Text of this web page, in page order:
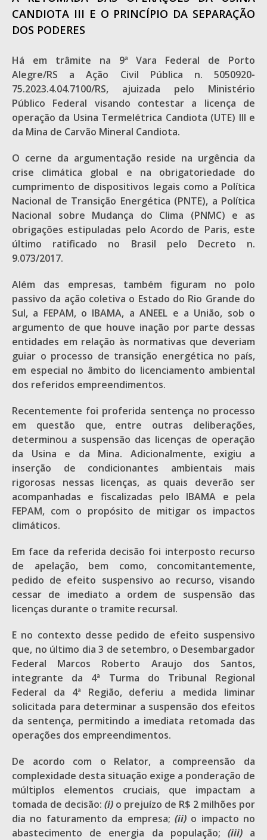
CANDIOTA III E O PRINCÍPIO DA SEPARAÇÃO
DOS PODERES
Há em trâmite na 9ª Vara Federal de Porto
Alegre/RS a Ação Civil Pública n. 5050920-
75.2023.4.04.7100/RS, ajuizada pelo Ministério
Público Federal visando contestar a licença de
operação da Usina Termelétrica Candiota (UTE) III e
da Mina de Carvão Mineral Candiota.
O cerne da argumentação reside na urgência da
crise climática global e na obrigatoriedade do
cumprimento de dispositivos legais como a Política
Nacional de Transição Energética (PNTE), a Política
Nacional sobre Mudança do Clima (PNMC) e as
obrigações estipuladas pelo Acordo de Paris, este
último ratificado no Brasil pelo Decreto n.
9.073/2017.
Além das empresas, também figuram no polo
passivo da ação coletiva o Estado do Rio Grande do
Sul, a FEPAM, o IBAMA, a ANEEL e a União, sob o
argumento de que houve inação por parte dessas
entidades em relação às normativas que deveriam
guiar o processo de transição energética no país,
em especial no âmbito do licenciamento ambiental
dos referidos empreendimentos.
Recentemente foi proferida sentença no processo
em questão que, entre outras deliberações,
determinou a suspensão das licenças de operação
da Usina e da Mina. Adicionalmente, exigiu a
inserção de condicionantes ambientais mais
rigorosas nessas licenças, as quais deverão ser
acompanhadas e fiscalizadas pelo IBAMA e pela
FEPAM, com o propósito de mitigar os impactos
climáticos.
Em face da referida decisão foi interposto recurso
de apelação, bem como, concomitantemente,
pedido de efeito suspensivo ao recurso, visando
cessar de imediato a ordem de suspensão das
licenças durante o tramite recursal.
E no contexto desse pedido de efeito suspensivo
que, no último dia 3 de setembro, o Desembargador
Federal Marcos Roberto Araujo dos Santos,
integrante da 4ª Turma do Tribunal Regional
Federal da 4ª Região, deferiu a medida liminar
solicitada para determinar a suspensão dos efeitos
da sentença, permitindo a imediata retomada das
operações dos empreendimentos.
De acordo com o Relator, a compreensão da
complexidade desta situação exige a ponderação de
múltiplos elementos cruciais, que impactam a
tomada de decisão: (i) o prejuízo de R$ 2 milhões por
dia no faturamento da empresa; (ii) o impacto no
abastecimento de energia da população; (iii)a